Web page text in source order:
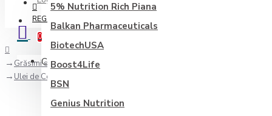
0
Coșul este gol!
5% Nutrition Rich Piana
Balkan Pharmaceuticals
BiotechUSA
Boost4Life
BSN
Genius Nutrition
REGISTER
Grăsimi sănătoase
Ulei de Cocos Virgin Bio Non-GMO - 355ml